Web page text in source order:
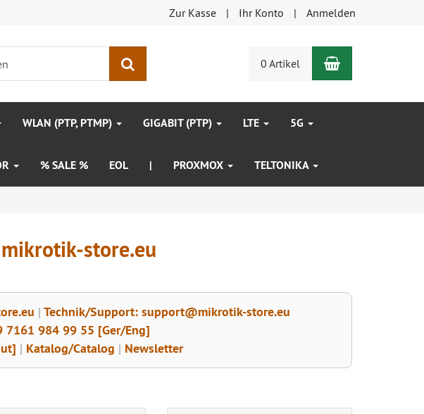
Zur Kasse Ihr Konto Anmelden
0 Artikel Warenkorb
WLAN (PTP, PTMP) GIGABIT (PTP) LTE 5G
% SALE % EOL | PROXMOX TELTONIKA
store.eu
|Technik/Support: support@mikrotik-store.eu
7161 984 99 55 [Ger/Eng]
| Katalog/Catalog | Newsletter